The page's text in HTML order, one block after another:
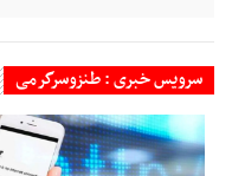
سرویس خبری : طنزوسرگرمی